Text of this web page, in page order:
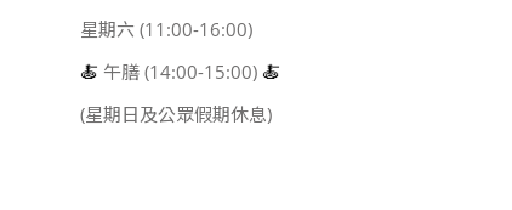
星期六 (11:00-16:00)
🍝 午膳 (14:00-15:00) 🍝
(星期日及公眾假期休息)